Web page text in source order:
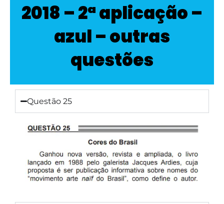
2018 – 2ª aplicação –
azul – outras
questões
Questão 25